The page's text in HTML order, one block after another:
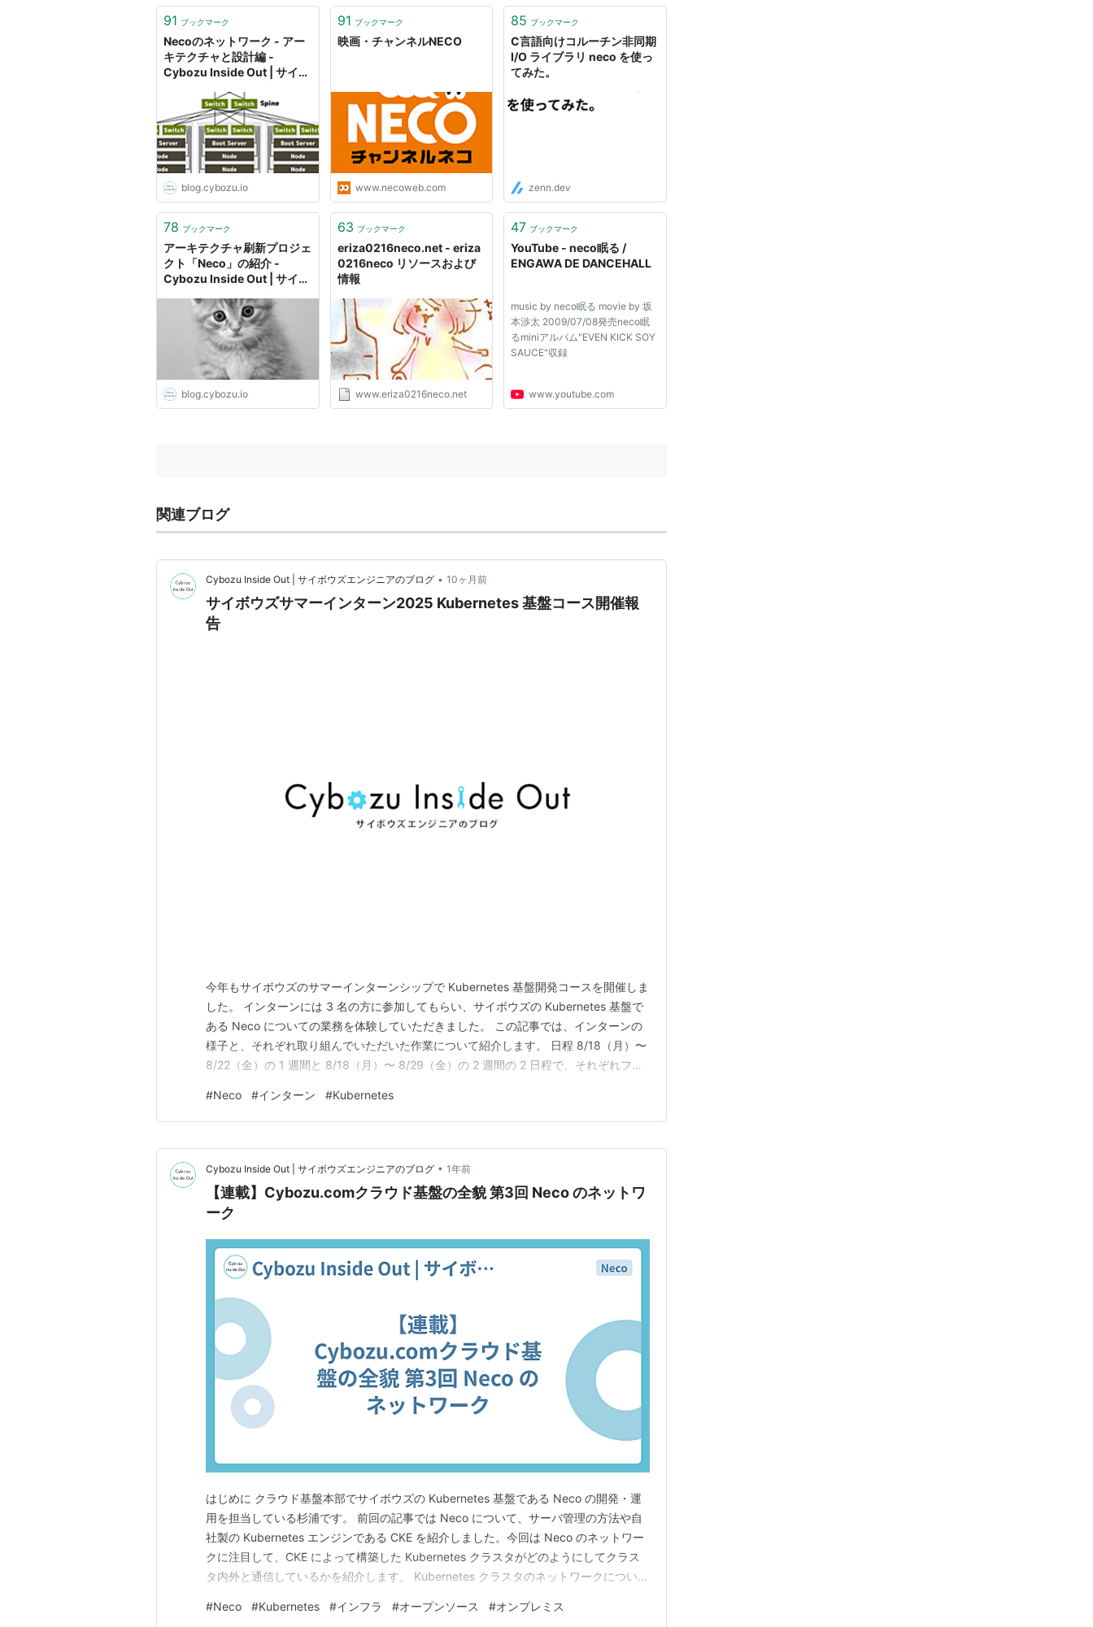
ですが、まだ新入社員の頃、学生
91 ブックマーク
Necoのネットワーク - アー
キテクチャと設計編 -
Cybozu Inside Out | サイボ
blog.cybozu.io
91 ブックマーク
映画・チャンネルNECO
www.necoweb.com
85 ブックマーク
C言語向けコルーチン非同期
I/O ライブラリ neco を使っ
てみた。
zenn.dev
78 ブックマーク
アーキテクチャ刷新プロジェ
クト「Neco」の紹介 -
Cybozu Inside Out | サイボ
blog.cybozu.io
63 ブックマーク
eriza0216neco.net - eriza
0216neco リソースおよび
情報
www.eriza0216neco.net
47 ブックマーク
YouTube - neco眠る /
ENGAWA DE DANCEHALL
music by neco眠る movie by 坂
本渉太 2009/07/08発売neco眠
るminiアルバム"EVEN KICK SOY
SAUCE"収録
www.youtube.com
関連ブログ
Cybozu Inside Out | サイボウズエンジニアのブログ • 10ヶ月前
サイボウズサマーインターン2025 Kubernetes 基盤コース開催報
告
今年もサイボウズのサマーインターンシップで Kubernetes 基盤開発コースを開催しま
した。 インターンには 3 名の方に参加してもらい、サイボウズの Kubernetes 基盤で
ある Neco についての業務を体験していただきました。 この記事では、インターンの
様子と、それぞれ取り組んでいただいた作業について紹介します。 日程 8/18（月）〜
8/22（金）の 1 週間と 8/18（月）〜 8/29（金）の 2 週間の 2 日程で、それぞれフル
し、2 日目からそれぞれ作業を開始、最終日に成果発表をしていた…
#Neco #インターン #Kubernetes
Cybozu Inside Out | サイボウズエンジニアのブログ • 1年前
【連載】Cybozu.comクラウド基盤の全貌 第3回 Neco のネットワ
ーク
はじめに クラウド基盤本部でサイボウズの Kubernetes 基盤である Neco の開発・運
用を担当している杉浦です。 前回の記事では Neco について、サーバ管理の方法や自
社製の Kubernetes エンジンである CKE を紹介しました。今回は Neco のネットワー
クに注目して、CKE によって構築した Kubernetes クラスタがどのようにしてクラス
タ内外と通信しているかを紹介します。 Kubernetes クラスタのネットワークについて
トワークについて紹介します。Kuberne…
#Neco #Kubernetes #インフラ #オープンソース #オンプレミス